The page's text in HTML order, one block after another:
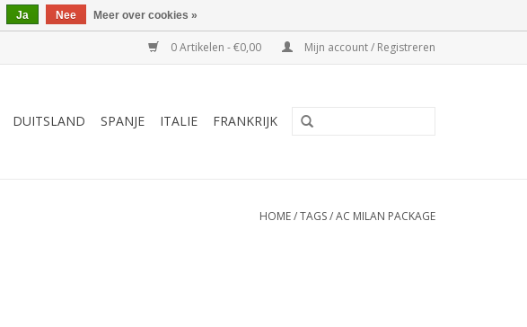
0 Artikelen - €0,00 Mijn account / Registreren
DUITSLAND SPANJE ITALIE FRANKRIJK
HOME/TAGS/AC MILAN PACKAGE
Ja Nee Meer over cookies »